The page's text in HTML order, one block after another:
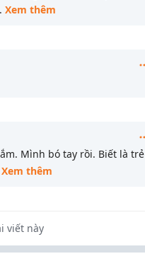
Xem thêm
Mình bó tay rồi. Biết là trẻ
Xem thêm
viết này